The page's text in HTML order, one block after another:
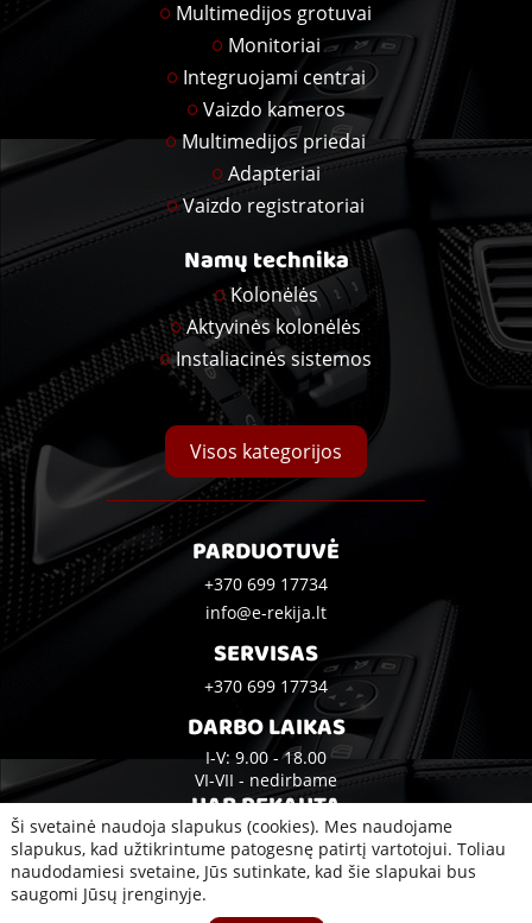
Multimedijos grotuvai
Monitoriai
Integruojami centrai
Vaizdo kameros
Multimedijos priedai
Adapteriai
Vaizdo registratoriai
Namų technika
Kolonėlės
Aktyvinės kolonėlės
Instaliacinės sistemos
Visos kategorijos
PARDUOTUVĖ
+370 699 17734
info@e-rekija.lt
SERVISAS
+370 699 17734
DARBO LAIKAS
I-V: 9.00 - 18.00
VI-VII - nedirbame
UAB REKAUTA
Bijūnų g. 10A, Klaipėda
2020 © Visos teisės saugomos UAB Rekauta
Ši svetainė naudoja slapukus (cookies). Mes naudojame
slapukus, kad užtikrintume patogesnę patirtį vartotojui. Toliau
naudodamiesi svetaine, Jūs sutinkate, kad šie slapukai bus
saugomi Jūsų įrenginyje.